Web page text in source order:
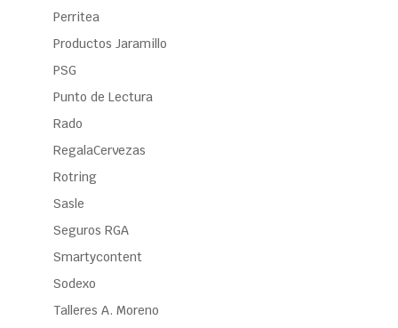
Perritea
Productos Jaramillo
PSG
Punto de Lectura
Rado
RegalaCervezas
Rotring
Sasle
Seguros RGA
Smartycontent
Sodexo
Talleres A. Moreno